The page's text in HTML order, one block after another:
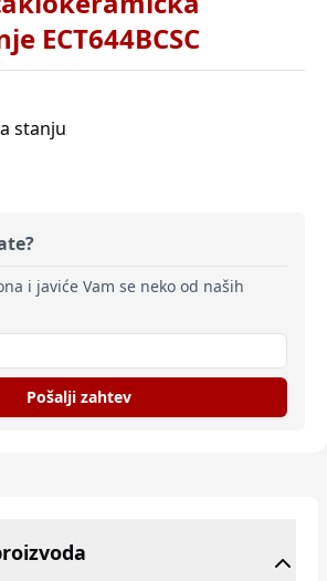
ECT644BCSC
stanju
i javiće Vam se neko od naših
Pošalji zahtev